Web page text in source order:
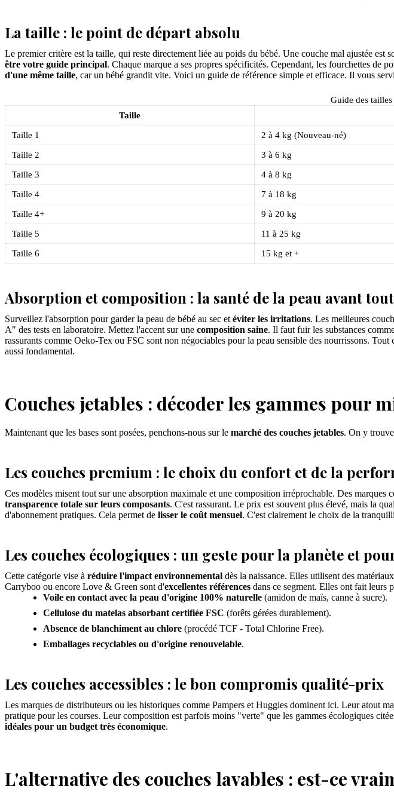
La taille : le point de départ absolu
Le premier critère est la taille, qui reste directement liée au poids du bébé. Une couche mal ajustée est
être votre guide principal. Chaque marque a ses propres spécificités. Cependant, les fourchettes de
d'une même taille, car un bébé grandit vite. Voici un guide de référence simple et efficace. Il vous
Guide des
Taille
Taille 1
2 à 4 kg (Nouveau-né)
Taille 2
3 à 6 kg
Taille 3
4 à 8 kg
Taille 4
7 à 18 kg
Taille 4+
9 à 20 kg
Taille 5
11 à 25 kg
Taille 6
15 kg et +
Absorption et composition : la santé de la peau avant tout
Surveillez l'absorption pour garder la peau de bébé au sec et éviter les irritations. Les meilleures
A" des tests en laboratoire. Mettez l'accent sur une composition saine. Il faut fuir les substances
rassurants comme Oeko-Tex ou FSC sont non négociables pour la peau sensible des nourrissons.
aussi fondamental.
Couches jetables : décoder les gammes pour
Maintenant que les bases sont posées, penchons-nous sur le marché des couches jetables. On y
Les couches premium : le choix du confort et de la
Ces modèles misent tout sur une absorption maximale et une composition irréprochable. Des
transparence totale sur leurs composants. C'est rassurant. Le prix est souvent plus élevé, mais la
d'abonnement pratiques. Cela permet de lisser le coût mensuel. C'est clairement le choix de la
Les couches écologiques : un geste pour la planète et
Cette catégorie vise à réduire l'impact environnemental dès la naissance. Elles utilisent des
Carryboo ou encore Love & Green sont d'excellentes références dans ce segment. Elles ont fait leurs
Voile en contact avec la peau d'origine 100% naturelle (amidon de maïs, canne à sucre).
Cellulose du matelas absorbant certifiée FSC (forêts gérées durablement).
Absence de blanchiment au chlore (procédé TCF - Total Chlorine Free).
Emballages recyclables ou d'origine renouvelable.
Les couches accessibles : le bon compromis qualité-prix
Les marques de distributeurs ou les historiques comme Pampers et Huggies dominent ici. Leur atout
pratique pour les courses. Leur composition est parfois moins "verte" que les gammes écologiques
idéales pour un budget très économique.
L'alternative des couches lavables : est-ce